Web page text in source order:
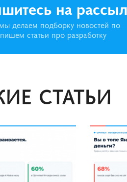
на
делаем подборку новостей по
статьи про разработку
СТАТЬИ